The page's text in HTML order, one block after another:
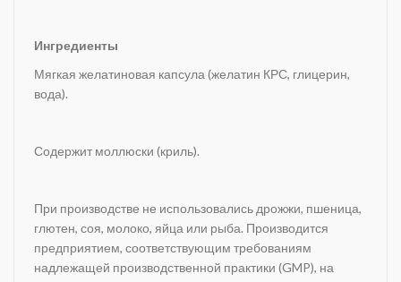
Ингредиенты
Мягкая желатиновая капсула (желатин КРС, глицерин,
вода).
Содержит моллюски (криль).
При производстве не использовались дрожжи, пшеница,
глютен, соя, молоко, яйца или рыба. Производится
предприятием, соответствующим требованиям
надлежащей производственной практики (GMP), на